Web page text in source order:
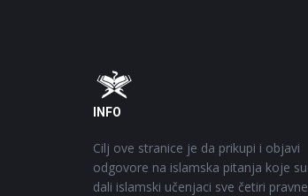
Footer
INFO
Cilj ove stranice je da prikupi i objavi
odgovore na islamska pitanja koje su
dali islamski učenjaci sve četiri pravne